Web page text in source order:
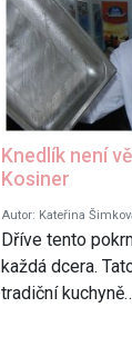
Knedlík není
Kosiner
Autor: Kateřina
Dříve tento
každá dcera.
tradiční